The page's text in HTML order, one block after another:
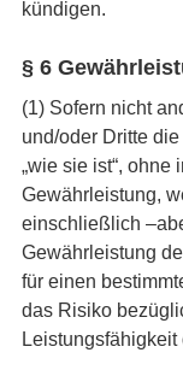
kündigen.
§ 6
(1) Sofern nicht
und/oder Dritte
„wie sie ist“,
Gewährleistung,
einschließlich
Gewährleistung
für einen
das Risiko